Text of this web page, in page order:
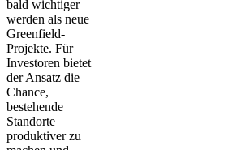
bald wichtiger
werden als neue
Greenfield-
Projekte. Für
Investoren bietet
der Ansatz die
Chance,
bestehende
Standorte
produktiver zu